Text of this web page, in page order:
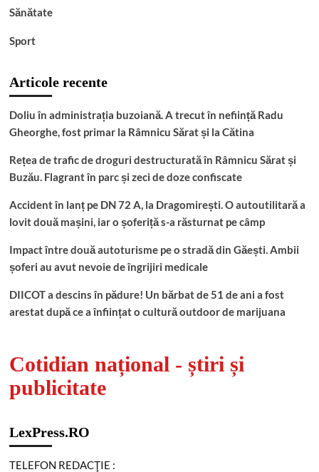
Sănătate
Sport
Articole recente
Doliu în administrația buzoiană. A trecut în neființă Radu
Gheorghe, fost primar la Râmnicu Sărat și la Cătina
Rețea de trafic de droguri destructurată în Râmnicu Sărat și
Buzău. Flagrant în parc și zeci de doze confiscate
Accident în lanț pe DN 72 A, la Dragomirești. O autoutilitară a
lovit două mașini, iar o șoferiță s-a răsturnat pe câmp
Impact între două autoturisme pe o stradă din Găești. Ambii
șoferi au avut nevoie de îngrijiri medicale
DIICOT a descins în pădure! Un bărbat de 51 de ani a fost
arestat după ce a înființat o cultură outdoor de marijuana
Cotidian național - știri și
publicitate
LexPress.RO
TELEFON REDACŢIE :